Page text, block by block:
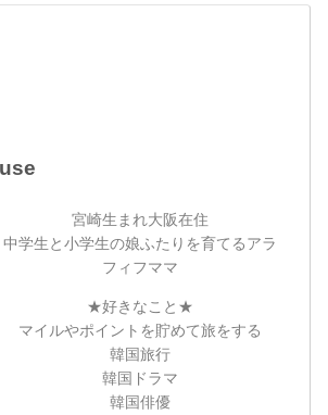
宮崎生まれ大阪在住
中学生と小学生の娘ふたりを育てるアラ
フィフママ
★好きなこと★
マイルやポイントを貯めて旅をする
韓国旅行
韓国ドラマ
韓国俳優